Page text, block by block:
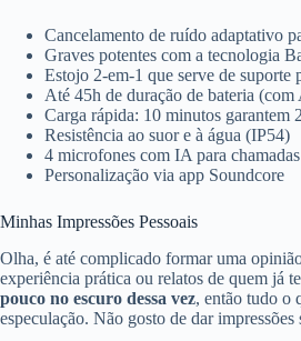
Cancelamento de ruído adaptativo
Graves potentes com a tecnologia
Estojo 2-em-1 que serve de suporte
Até 45h de duração de bateria
Carga rápida: 10 minutos garantem
Resistência ao suor e à água (IP54)
4 microfones com IA para
Personalização via app Soundcore
Minhas Impressões Pessoais
Olha, é até complicado formar uma
experiência prática ou relatos de quem já
pouco no escuro dessa vez, então tudo o
especulação. Não gosto de dar impressões